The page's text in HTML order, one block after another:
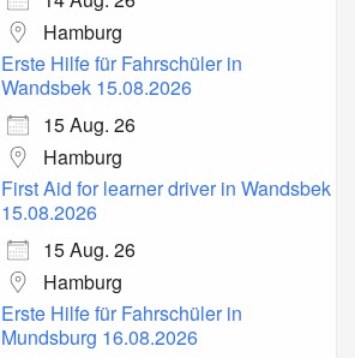
Hamburg
Erste Hilfe für Fahrschüler in
Wandsbek 15.08.2026
15 Aug. 26
Hamburg
First Aid for learner driver in Wandsbek
15.08.2026
15 Aug. 26
Hamburg
Erste Hilfe für Fahrschüler in
Mundsburg 16.08.2026